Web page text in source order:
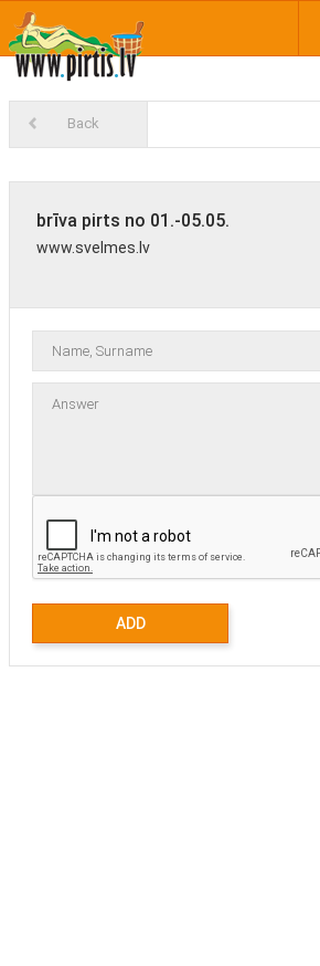
Back
brīva pirts no 01.-05.05.
www.svelmes.lv